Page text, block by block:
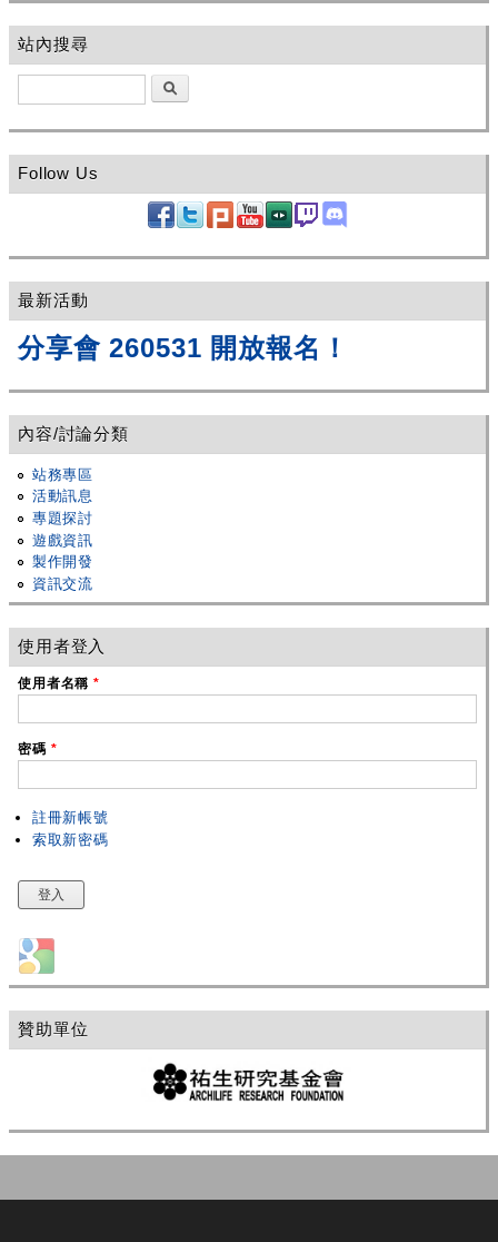
站內搜尋
Follow Us
最新活動
分享會 260531 開放報名！
內容/討論分類
站務專區
活動訊息
專題探討
遊戲資訊
製作開發
資訊交流
使用者登入
使用者名稱*
密碼 *
註冊新帳號
索取新密碼
Login with Google
贊助單位